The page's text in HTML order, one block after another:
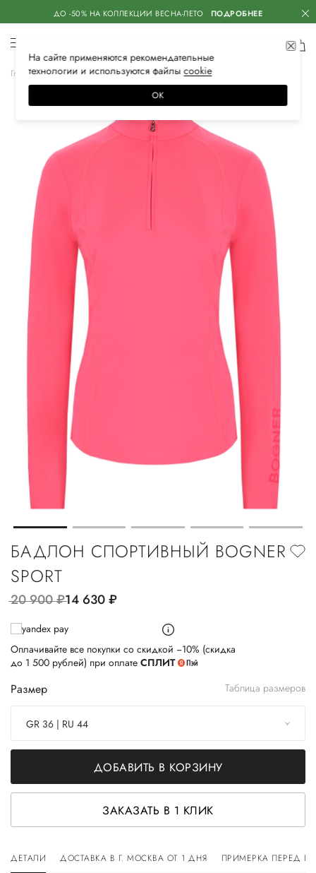
ДО -50% НА КОЛЛЕКЦИИ ВЕСНА-ЛЕТО ПОДРОБНЕЕ
Главная Женская Одежда Спортивная одежда
БАДЛОН СПОРТИВНЫЙ BOGNER
SPORT
20 900руб.14 630руб.
Оплачивайте все покупки со скидкой −10% (скидка
до 1 500 рублей) при оплате СПЛИТ
Размер Таблица размеров
GR 36 | RU 44
ДОБАВИТЬ В КОРЗИНУ
ЗАКАЗАТЬ В 1 КЛИК
ДЕТАЛИ ДОСТАВКА В Г. МОСКВА ОТ 1 ДНЯ ПРИМЕРКА ПЕРЕД
На сайте применяются рекомендательные
технологии и используются файлысооkiе
ОК